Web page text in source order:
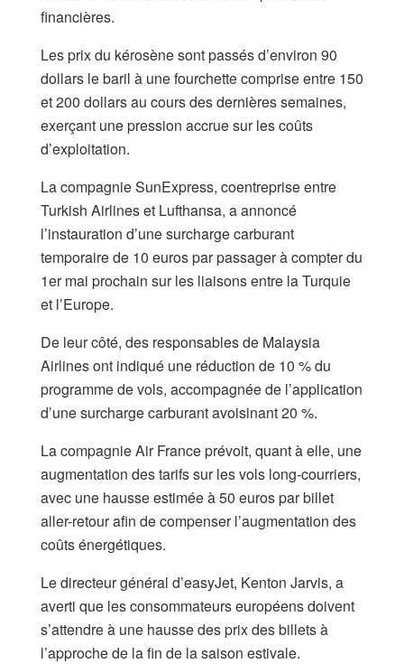
financières.
Les prix du kérosène sont passés d’environ 90
dollars le baril à une fourchette comprise entre 150
et 200 dollars au cours des dernières semaines,
exerçant une pression accrue sur les coûts
d’exploitation.
La compagnie SunExpress, coentreprise entre
Turkish Airlines et Lufthansa, a annoncé
l’instauration d’une surcharge carburant
temporaire de 10 euros par passager à compter du
1er mai prochain sur les liaisons entre la Turquie
et l’Europe.
De leur côté, des responsables de Malaysia
Airlines ont indiqué une réduction de 10 % du
programme de vols, accompagnée de l’application
d’une surcharge carburant avoisinant 20 %.
La compagnie Air France prévoit, quant à elle, une
augmentation des tarifs sur les vols long-courriers,
avec une hausse estimée à 50 euros par billet
aller-retour afin de compenser l’augmentation des
coûts énergétiques.
Le directeur général d’easyJet, Kenton Jarvis, a
averti que les consommateurs européens doivent
s’attendre à une hausse des prix des billets à
l’approche de la fin de la saison estivale.